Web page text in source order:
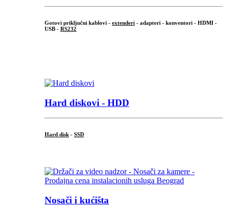
Gotovi priključni kablovi - extenderi - adapteri - konventori - HDMI -
USB - RS232
Hard diskovi - HDD
Hard disk - SSD
Nosači i kućišta